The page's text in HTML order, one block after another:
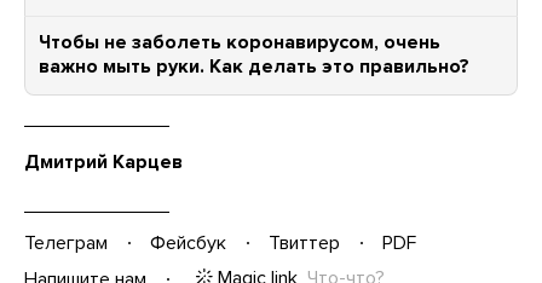
Чтобы не заболеть коронавирусом, очень
важно мыть руки. Как делать это правильно?
Дмитрий Карцев
Телеграм Фейсбук Твиттер
PDF